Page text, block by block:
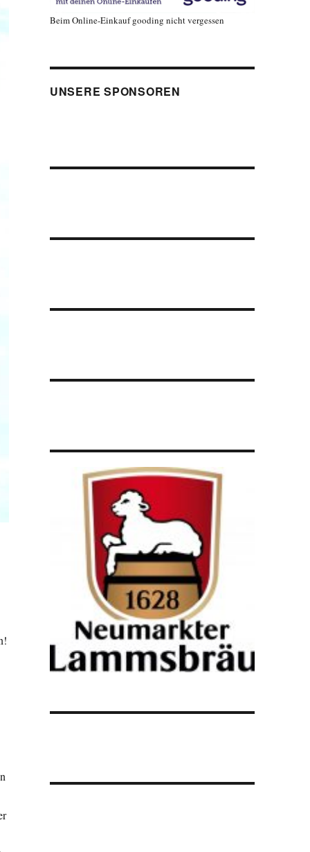
Beim Online-Einkauf gooding nicht vergessen
UNSERE SPONSOREN